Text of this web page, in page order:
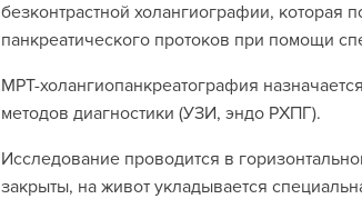
безконтрастной холангиографии, которая
панкреатического протоков при помощи
МРТ-холангиопанкреатография
методов диагностики (УЗИ, эндо РХПГ).
Исследование проводится в
закрыты, на живот укладывается